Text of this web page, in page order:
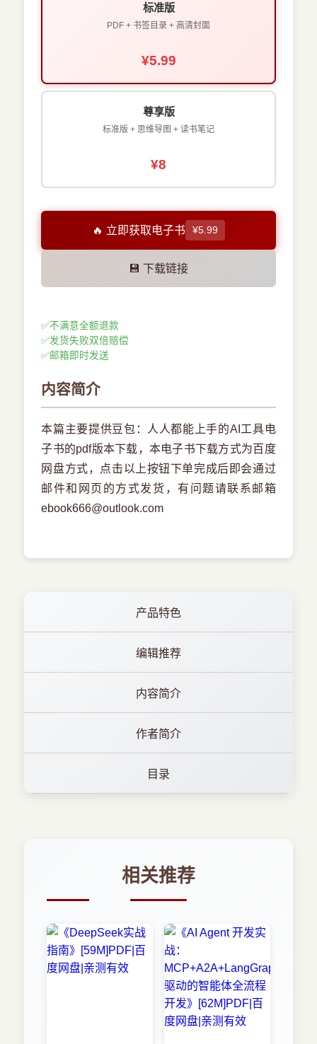
标准版
PDF + 书签目录 + 高清封面
¥5.99
尊享版
标准版 + 思维导图 + 读书笔记
¥8
🔥 立即获取电子书 ¥5.99
💾 下载链接
✅不满意全额退款
✅发货失败双倍赔偿
✅邮箱即时发送
内容简介
本篇主要提供豆包：人人都能上手的AI工具电
子书的pdf版本下载，本电子书下载方式为百度
网盘方式，点击以上按钮下单完成后即会通过
邮件和网页的方式发货，有问题请联系邮箱
ebook666@outlook.com
产品特色
编辑推荐
内容简介
作者简介
目录
相关推荐